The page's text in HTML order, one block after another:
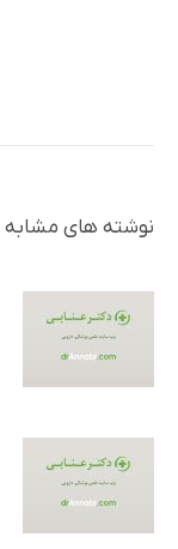
نوشته های مشابه